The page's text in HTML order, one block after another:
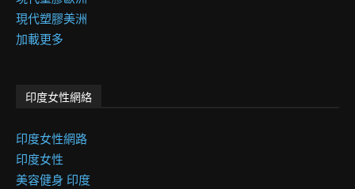
現代塑膠美洲
加載更多
印度女性網絡
印度女性網路
印度女性
美容健身 印度